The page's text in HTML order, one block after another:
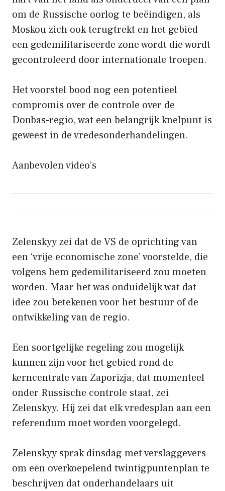
om de Russische oorlog te beëindigen, als
Moskou zich ook terugtrekt en het gebied
een gedemilitariseerde zone wordt die wordt
gecontroleerd door internationale troepen.
Het voorstel bood nog een potentieel
compromis over de controle over de
Donbas-regio, wat een belangrijk knelpunt is
geweest in de vredesonderhandelingen.
Aanbevolen video’s
Zelenskyy zei dat de VS de oprichting van
een ‘vrije economische zone’ voorstelde, die
volgens hem gedemilitariseerd zou moeten
worden. Maar het was onduidelijk wat dat
idee zou betekenen voor het bestuur of de
ontwikkeling van de regio.
Een soortgelijke regeling zou mogelijk
kunnen zijn voor het gebied rond de
kerncentrale van Zaporizja, dat momenteel
onder Russische controle staat, zei
Zelenskyy. Hij zei dat elk vredesplan aan een
referendum moet worden voorgelegd.
Zelenskyy sprak dinsdag met verslaggevers
om een ​​overkoepelend twintigpuntenplan te
beschrijven dat onderhandelaars uit